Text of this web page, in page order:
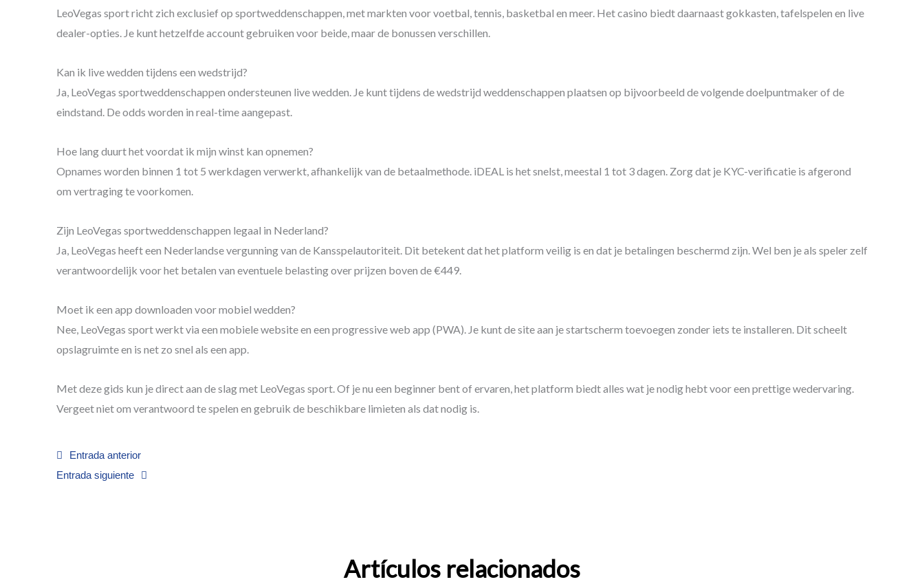
LeoVegas sport richt zich exclusief op sportweddenschappen, met markten voor voetbal, tennis, basketbal en meer. Het casino biedt daarnaast gokkasten, tafelspelen en live
dealer-opties. Je kunt hetzelfde account gebruiken voor beide, maar de bonussen verschillen.
Kan ik live wedden tijdens een wedstrijd?
Ja, LeoVegas sportweddenschappen ondersteunen live wedden. Je kunt tijdens de wedstrijd weddenschappen plaatsen op bijvoorbeeld de volgende doelpuntmaker of de
eindstand. De odds worden in real-time aangepast.
Hoe lang duurt het voordat ik mijn winst kan opnemen?
Opnames worden binnen 1 tot 5 werkdagen verwerkt, afhankelijk van de betaalmethode. iDEAL is het snelst, meestal 1 tot 3 dagen. Zorg dat je KYC-verificatie is afgerond
om vertraging te voorkomen.
Zijn LeoVegas sportweddenschappen legaal in Nederland?
Ja, LeoVegas heeft een Nederlandse vergunning van de Kansspelautoriteit. Dit betekent dat het platform veilig is en dat je betalingen beschermd zijn. Wel ben je als speler zelf
verantwoordelijk voor het betalen van eventuele belasting over prijzen boven de €449.
Moet ik een app downloaden voor mobiel wedden?
Nee, LeoVegas sport werkt via een mobiele website en een progressive web app (PWA). Je kunt de site aan je startscherm toevoegen zonder iets te installeren. Dit scheelt
opslagruimte en is net zo snel als een app.
Met deze gids kun je direct aan de slag met LeoVegas sport. Of je nu een beginner bent of ervaren, het platform biedt alles wat je nodig hebt voor een prettige wedervaring.
Vergeet niet om verantwoord te spelen en gebruik de beschikbare limieten als dat nodig is.
Prev
Entrada anterior
Entrada siguiente
Artículos relacionados